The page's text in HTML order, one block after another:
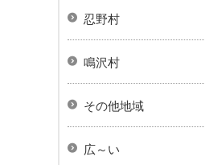
忍野村
鳴沢村
その他地域
広～い